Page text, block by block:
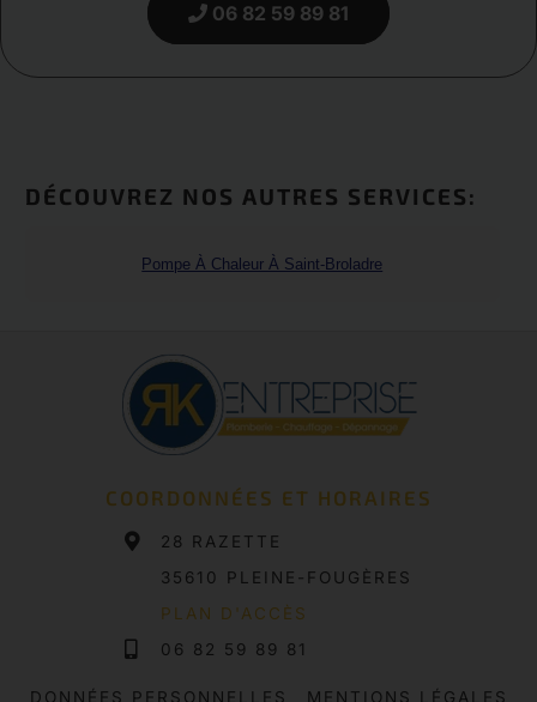
06 82 59 89 81
DÉCOUVREZ NOS AUTRES SERVICES:
Pompe À Chaleur À Saint-Broladre
COORDONNÉES ET HORAIRES
28 RAZETTE
35610 PLEINE-FOUGÈRES
PLAN D'ACCÈS
06 82 59 89 81
DONNÉES PERSONNELLES MENTIONS LÉGALES